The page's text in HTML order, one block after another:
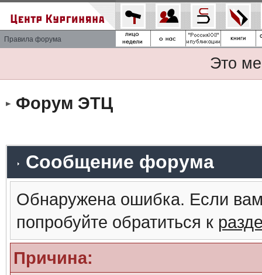
Правила форума
Это
Форум ЭТЦ
Сообщение форума
Обнаружена ошибка. Если
попробуйте обратиться к
Причина: